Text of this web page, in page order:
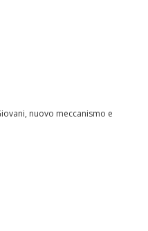
nuovo meccanismo e